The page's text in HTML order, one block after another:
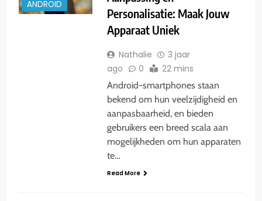
ANDROID
Personalisatie: Maak Jouw
Apparaat Uniek
Nathalie
3 jaar
ago
0 22 mins
Android-smartphones staan
bekend om hun veelzijdigheid en
aanpasbaarheid, en bieden
gebruikers een breed scala aan
mogelijkheden om hun apparaten
te…
Read More